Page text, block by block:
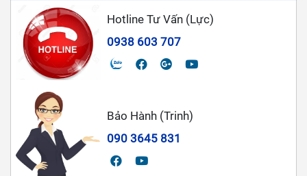
Hotline Tư Vấn (Lực)
0938 603 707
Bảo Hành (Trinh)
090 3645 831